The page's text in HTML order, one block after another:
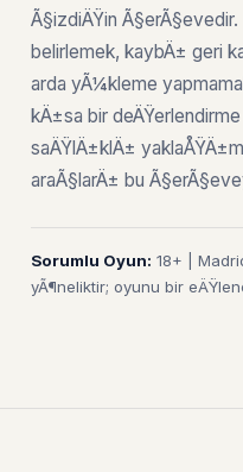
Ã§izdiÄŸin
belirlemek, kaybÄ± geri
arda yÃ¼kleme
kÄ±sa bir
saÄŸlÄ±klÄ±
araÃ§larÄ± bu
Sorumlu Oyun: 18+ |
yÃ¶neliktir; oyunu bir